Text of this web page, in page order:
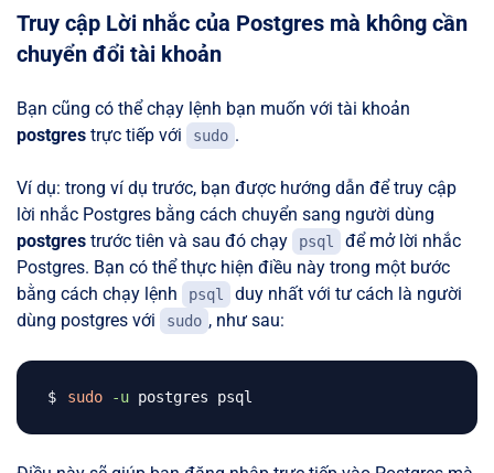
Truy cập Lời nhắc của Postgres mà không cần
chuyển đổi tài khoản
Bạn cũng có thể chạy lệnh bạn muốn với tài khoản
postgres trực tiếp với sudo .
Ví dụ: trong ví dụ trước, bạn được hướng dẫn để truy cập
lời nhắc Postgres bằng cách chuyển sang người dùng
postgres trước tiên và sau đó chạy psql
để mở lời nhắc
Postgres. Bạn có thể thực hiện điều này trong một bước
bằng cách chạy lệnh
psql
duy nhất với tư cách là người
dùng postgres với
sudo , như sau:
sudo -u